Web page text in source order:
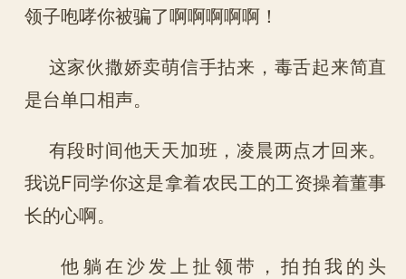
领子咆哮你被骗了啊啊啊啊啊！
这家伙撒娇卖萌信手拈来，毒舌起来简直
是台单口相声。
有段时间他天天加班，凌晨两点才回来。
我说F同学你这是拿着农民工的工资操着董事
长的心啊。
他躺在沙发上扯领带，拍拍我的头